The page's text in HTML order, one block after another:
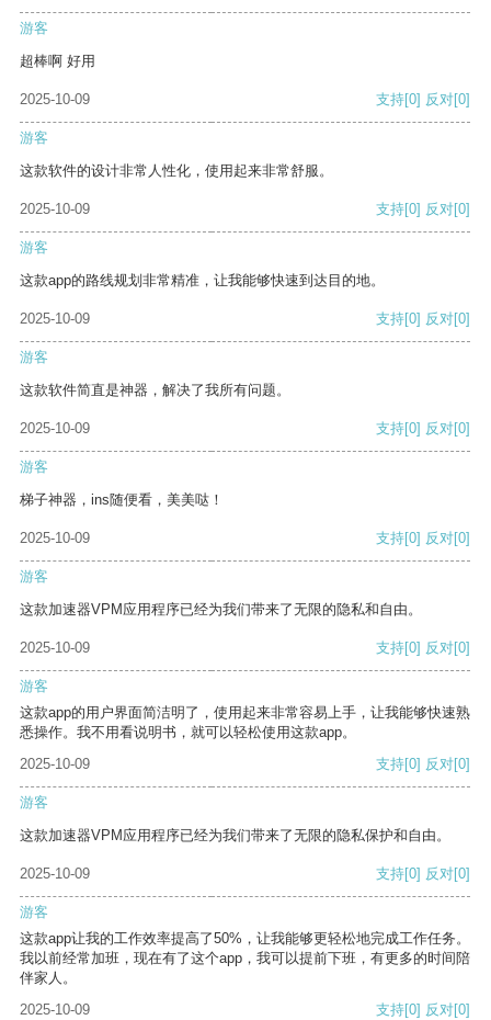
游客
超棒啊 好用
2025-10-09 支持[0] 反对[0]
游客
这款软件的设计非常人性化，使用起来非常舒服。
2025-10-09 支持[0] 反对[0]
游客
这款app的路线规划非常精准，让我能够快速到达目的地。
2025-10-09 支持[0] 反对[0]
游客
这款软件简直是神器，解决了我所有问题。
2025-10-09 支持[0] 反对[0]
游客
梯子神器，ins随便看，美美哒！
2025-10-09 支持[0] 反对[0]
游客
这款加速器VPM应用程序已经为我们带来了无限的隐私和自由。
2025-10-09 支持[0] 反对[0]
游客
这款app的用户界面简洁明了，使用起来非常容易上手，让我能够快速熟
悉操作。我不用看说明书，就可以轻松使用这款app。
2025-10-09
支持[0] 反对[0]
游客
这款加速器VPM应用程序已经为我们带来了无限的隐私保护和自由。
2025-10-09 支持[0] 反对[0]
游客
这款app让我的工作效率提高了50%，让我能够更轻松地完成工作任务。
我以前经常加班，现在有了这个app，我可以提前下班，有更多的时间陪
伴家人。
2025-10-09
支持[0] 反对[0]